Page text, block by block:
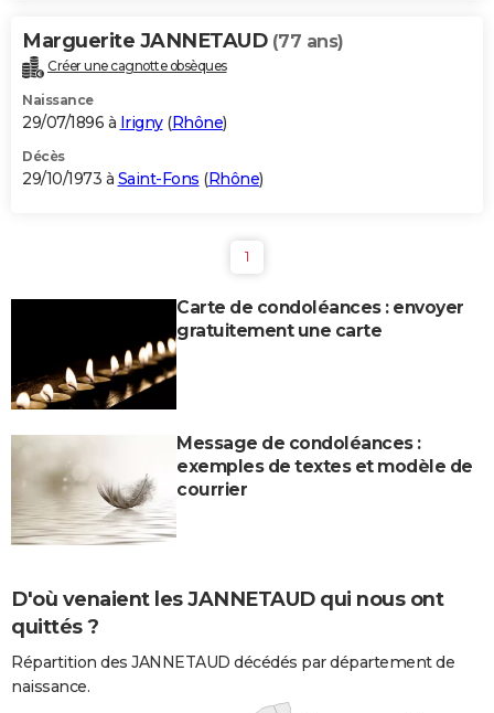
Marguerite JANNETAUD (77 ans)
Créer une cagnotte obsèques
Naissance
29/07/1896 à Irigny(Rhône)
Décès
29/10/1973 à Saint-Fons (Rhône)
1
Carte de condoléances : envoyer
gratuitement une carte
Message de condoléances :
exemples de textes et modèle de
courrier
D'où venaient les JANNETAUD qui nous ont
quittés ?
Répartition des JANNETAUD décédés par département de
naissance.